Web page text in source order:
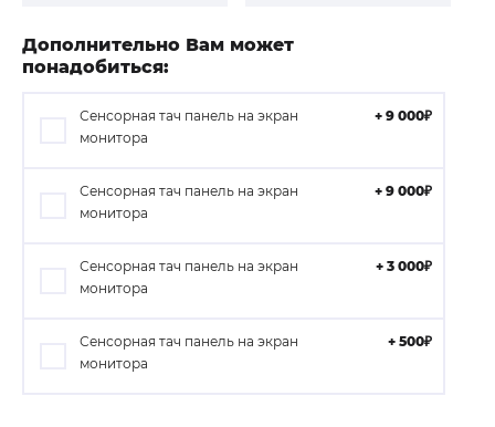
Дополнительно Вам может
понадобиться:
Сенсорная тач панель на экран
монитора
+ 9 000₽
Сенсорная тач панель на экран
монитора
+ 9 000₽
Сенсорная тач панель на экран
монитора
+ 3 000₽
Сенсорная тач панель на экран
монитора
+ 500₽